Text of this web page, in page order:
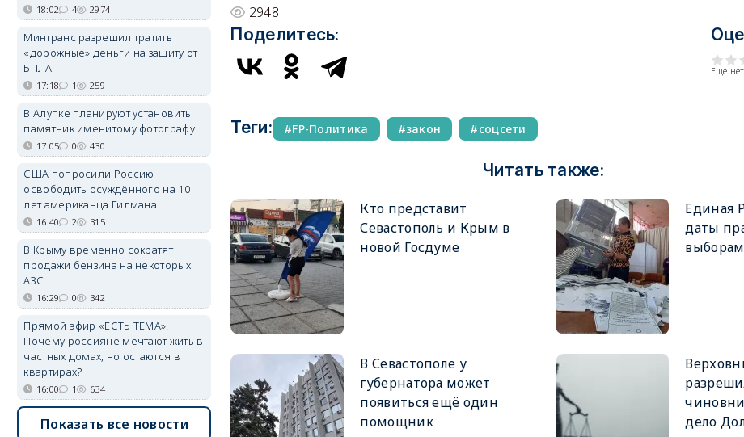
2948
Поделитесь:
Еще
Теги: FP-Политика закон соцсети
Читать также:
Кто представит
Севастополь и Крым в
новой Госдуме
Единая
даты
В Севастополе у
губернатора может
появиться ещё один
помощник
дело
18:02 4 2974
Минтранс разрешил тратить
«дорожные» деньги на защиту от
БПЛА
17:18 1 259
В Алупке планируют установить
памятник именитому фотографу
17:05 0 430
США попросили Россию
освободить осуждённого на 10
лет американца Гилмана
16:40 2 315
В Крыму временно сократят
продажи бензина на некоторых
АЗС
16:29 0 342
Прямой эфир «ЕСТЬ ТЕМА».
Почему россияне мечтают жить в
частных домах, но остаются в
квартирах?
16:00 1 634
Показать все новости